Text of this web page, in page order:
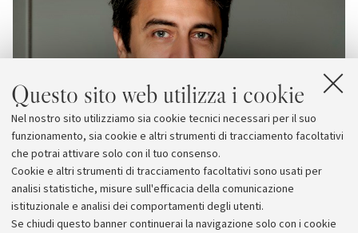
Questo sito web utilizza i cookie
Nel nostro sito utilizziamo sia cookie tecnici necessari per il suo
funzionamento, sia cookie e altri strumenti di tracciamento facoltativi
che potrai attivare solo con il tuo consenso.
Cookie e altri strumenti di tracciamento facoltativi sono usati per
analisi statistiche, misure sull'efficacia della comunicazione
istituzionale e analisi dei comportamenti degli utenti.
Se chiudi questo banner continuerai la navigazione solo con i cookie